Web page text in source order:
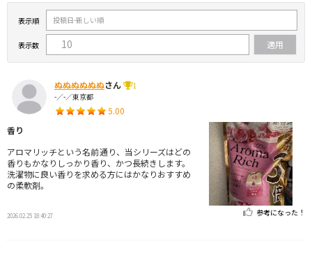
表示順
表示数
ぬぬぬぬぬぬさん
1
-／-／東京都
5.00
香り
アロマリッチという名前通り、当シリーズはどの
香りもかなりしっかり香り、かつ長続きします。
洗濯物に良い香りを求める方にはかなりおすすめ
の柔軟剤。
2026.02.25 18:40:27 参考になった！